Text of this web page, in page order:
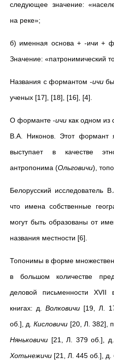
следующее значение:
на реке»;
б) именная основа + -ичи +
Значение: «патронимический
Названия с формантом -ичи
ученых [17], [18], [16], [4].
О форманте -ичи как одном из
В.А. Никонов. Этот формант
выступает в качестве
антропонима (Ольговичи),
Белорусский исследователь
что имена собственные
могут быть образованы от
названия местности [6].
Топонимы в форме
в большом количестве
деловой письменности
книгах: д. Волковичи[19, Л.
об.], д.Кисловичи [20, Л. 382],
Няньковичи [21, Л. 379 об.], д.
Хотьнежичи [21, Л. 445 об.], д.